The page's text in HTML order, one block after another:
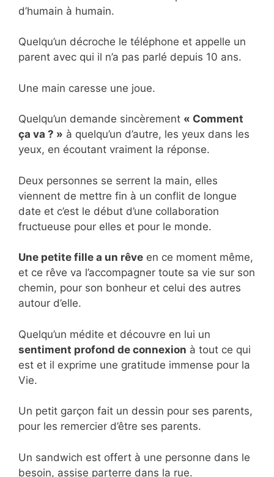
d’humain à humain.
Quelqu’un décroche le téléphone et appelle un
parent avec qui il n’a pas parlé depuis 10 ans.
Une main caresse une joue.
Quelqu’un demande sincèrement « Comment
ça va ? » à quelqu’un d’autre, les yeux dans les
yeux, en écoutant vraiment la réponse.
Deux personnes se serrent la main, elles
viennent de mettre fin à un conflit de longue
date et c’est le début d’une collaboration
fructueuse pour elles et pour le monde.
Une petite fille a un rêve en ce moment même,
et ce rêve va l’accompagner toute sa vie sur son
chemin, pour son bonheur et celui des autres
autour d’elle.
Quelqu’un médite et découvre en lui un
sentiment profond de connexion à tout ce qui
est et il exprime une gratitude immense pour la
Vie.
Un petit garçon fait un dessin pour ses parents,
pour les remercier d’être ses parents.
Un sandwich est offert à une personne dans le
besoin, assise parterre dans la rue.